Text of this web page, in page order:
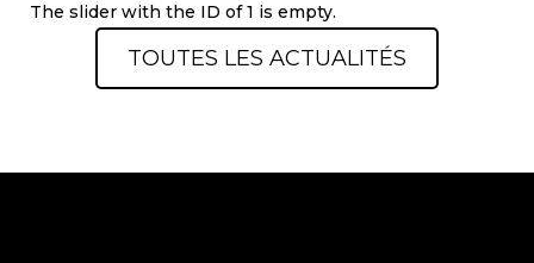
The slider with the ID of 1 is empty.
TOUTES LES ACTUALITÉS